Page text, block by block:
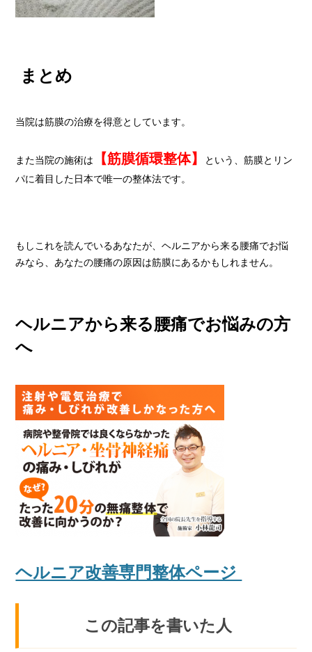
まとめ
当院は筋膜の治療を得意としています。
また当院の施術は 【筋膜循環整体】
という、筋膜とリン
パに着目した日本で唯一の整体法です。
もしこれを読んでいるあなたが、ヘルニアから来る腰痛でお悩
みなら、あなたの腰痛の原因は筋膜にあるかもしれません。
ヘルニアから来る腰痛でお悩みの方
へ
ヘルニア改善専門整体ページ
この記事を書いた人